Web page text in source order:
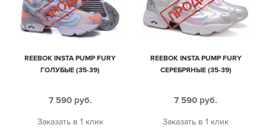
REEBOK INSTA PUMP FURY
ГОЛУБЫЕ (35-39)
7 590 руб.
Заказать в 1 клик
REEBOK INSTA PUMP FURY
СЕРЕБРЯНЫЕ (35-39)
7 590 руб.
Заказать в 1 клик